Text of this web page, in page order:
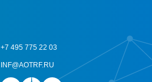
+7 495 775 22 03
INF@AOTRF.RU